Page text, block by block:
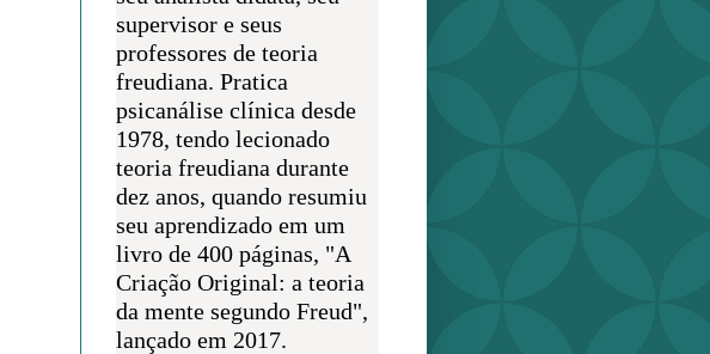
supervisor e seus
professores de teoria
freudiana. Pratica
psicanálise clínica desde
1978, tendo lecionado
teoria freudiana durante
dez anos, quando resumiu
seu aprendizado em um
livro de 400 páginas, "A
Criação Original: a teoria
da mente segundo Freud",
lançado em 2017.